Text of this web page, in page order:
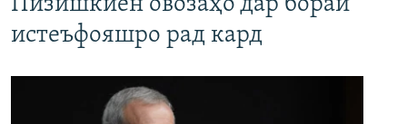
истеъфояшро рад кард